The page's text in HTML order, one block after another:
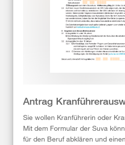
Antrag
Sie wollen Kranführerin oder
Mit dem Formular der Suva
für den Beruf abklären und